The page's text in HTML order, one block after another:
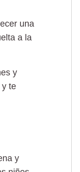
una
a la
y
y te
y